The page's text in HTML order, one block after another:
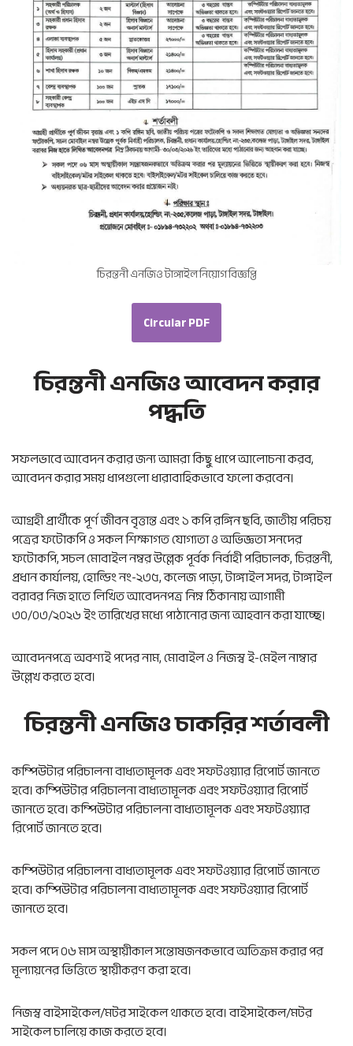
চিরন্তনী এনজিও টাঙ্গাইল নিয়োগ বিজ্ঞপ্তি
Circular PDF
চিরন্তনী এনজিও আবেদন করার
পদ্ধতি
সফলভাবে আবেদন করার জন্য আমরা কিছু ধাপে আলোচনা করব,
আবেদন করার সময় ধাপগুলো ধারাবাহিকভাবে ফলো করবেন।
আগ্রহী প্রার্থীকে পূর্ণ জীবন বৃত্তান্ত এবং ১ কপি রঙ্গিন ছবি, জাতীয় পরিচয়
পত্রের ফটোকপি ও সকল শিক্ষাগত যোগ্যতা ও অভিজ্ঞতা সনদের
ফটোকপি, সচল মোবাইল নম্বর উল্লেক পূর্বক নির্বাহী পরিচালক, চিরন্তনী,
প্রধান কার্যালয়, হোল্ডিং নং-২৩৫, কলেজ পাড়া, টাঙ্গাইল সদর, টাঙ্গাইল
বরাবর নিজ হাতে লিখিত আবেদনপত্র নিম্ন ঠিকানায় আগামী
৩০/০৩/২০২৬ ইং তারিখের মধ্যে পাঠানোর জন্য আহবান করা যাচ্ছে।
আবেদনপত্রে অবশ্যই পদের নাম, মোবাইল ও নিজস্ব ই-মেইল নাম্বার
উল্লেখ করতে হবে।
চিরন্তনী এনজিও চাকরির শর্তাবলী
কম্পিউটার পরিচালনা বাধ্যতামূলক এবং সফটওয়্যার রিপোর্ট জানতে
হবে। কম্পিউটার পরিচালনা বাধ্যতামূলক এবং সফটওয়্যার রিপোর্ট
জানতে হবে। কম্পিউটার পরিচালনা বাধ্যতামূলক এবং সফটওয়্যার
রিপোর্ট জানতে হবে।
কম্পিউটার পরিচালনা বাধ্যতামূলক এবং সফটওয়্যার রিপোর্ট জানতে
হবে। কম্পিউটার পরিচালনা বাধ্যতামূলক এবং সফটওয়্যার রিপোর্ট
জানতে হবে।
সকল পদে ০৬ মাস অস্থায়ীকাল সন্তোষজনকভাবে অতিক্রম করার পর
মূল্যায়নের ভিত্তিতে স্থায়ীকরণ করা হবে।
নিজস্ব বাইসাইকেল/মটর সাইকেল থাকতে হবে। বাইসাইকেল/মটর
সাইকেল চালিয়ে কাজ করতে হবে।